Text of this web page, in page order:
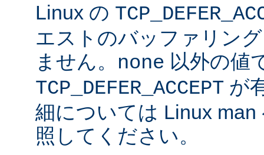
Linux の
エストのバッファリン
ません。 none 以外の値
TCP_DEFER_ACCEPT が
細については Linux
照してください。